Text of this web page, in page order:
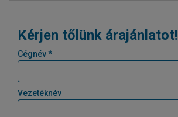
Kérjen tőlünk árajánlatot!
Cégnév *
Vezetéknév